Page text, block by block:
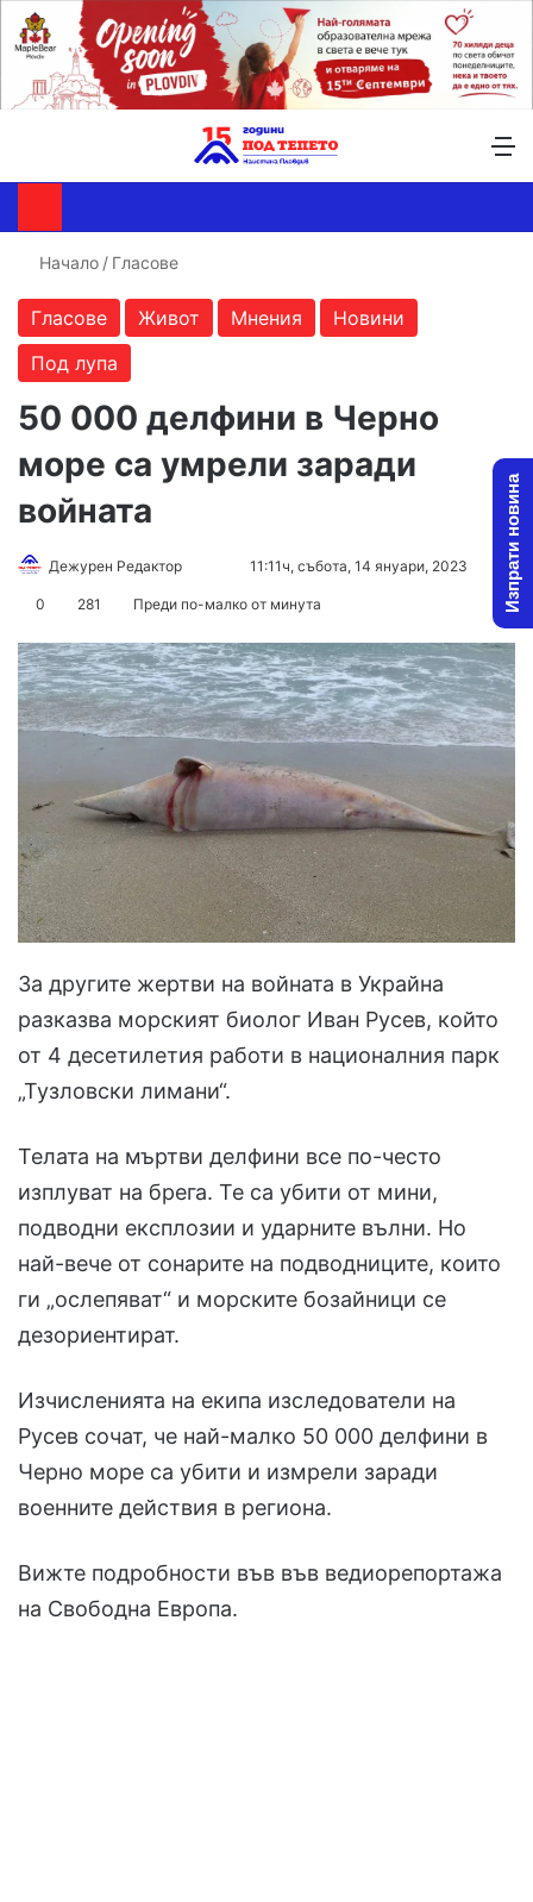
Начало / Гласове
Гласове Живот Мнения
Новини
Под лупа
50 000 делфини в Черно
море са умрели заради
войната
Дежурен Редактор
Send11:11ч, събота, 14 януари, 2023
0 281 Преди по-малко от минута
За другите жертви на войната в Украйна
разказва морският биолог Иван Русев, който
от 4 десетилетия работи в националния парк
„Тузловски лимани“.
Телата на мъртви делфини все по-често
изплуват на брега. Те са убити от мини,
подводни експлозии и ударните вълни. Но
най-вече от сонарите на подводниците, които
ги „ослепяват“ и морските бозайници се
дезориентират.
Изчисленията на екипа изследователи на
Русев сочат, че най-малко 50 000 делфини в
Черно море са убити и измрели заради
военните действия в региона.
Вижте подробности във във ведиорепортажа
на Свободна Европа.
Изпрати новина